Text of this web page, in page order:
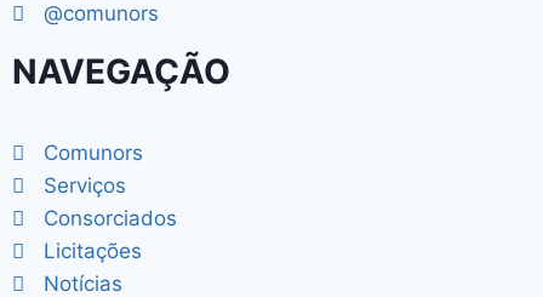
@comunors
NAVEGAÇÃO
Comunors
Serviços
Consorciados
Licitações
Notícias